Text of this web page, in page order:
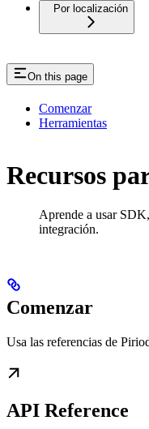
Por localización
On this page
Comenzar
Herramientas
Recursos
Aprende a usar
integración.
Comenzar
Usa las referencias de
API Reference